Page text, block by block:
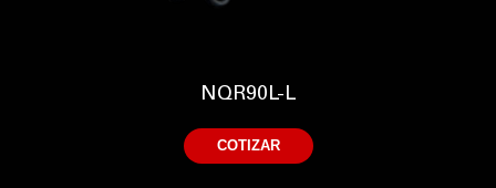
NQR90L-L
COTIZAR